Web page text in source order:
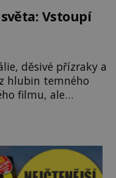
Vstoupí
děsivé přízraky a
hlubin temného
filmu, ale
lesů, které jsou
bydlící
slyšeli? A odvážili
ids="17